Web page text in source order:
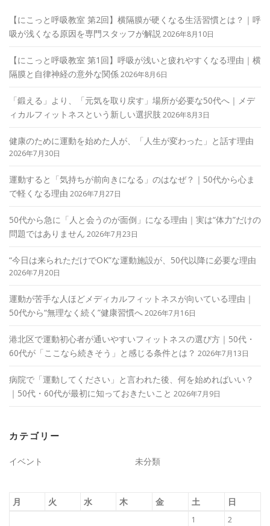
【にこっと呼吸教室 第2回】横隔膜が硬くなる生活習慣とは？｜呼
吸が浅くなる原因を専門スタッフが解説2026年8月10日
【にこっと呼吸教室 第1回】呼吸が浅いと疲れやすくなる理由｜横
隔膜と自律神経の意外な関係2026年8月6日
「鍛える」より、「元気を取り戻す」場所が必要な50代へ｜メデ
ィカルフィットネスという新しい選択肢 2026年8月3日
健康のために運動を始めた人が、「人生が変わった」と話す理由
2026年7月30日
運動すると「気持ちが前向きになる」のはなぜ？｜50代から心ま
で軽くなる理由 2026年7月27日
50代から急に「人と会うのが面倒」になる理由｜実は“体力”だけの
問題ではありません 2026年7月23日
“今日は来られただけでOK”な運動施設が、50代以降に必要な理由
2026年7月20日
運動が苦手な人ほどメディカルフィットネスが向いている理由｜
50代から“無理なく続く”健康習慣へ2026年7月16日
港北区で運動初心者が通いやすいフィットネスの選び方｜50代・
60代が「ここなら続きそう」と感じる条件とは？ 2026年7月13日
病院で「運動してください」と言われた後、何を始めればいい？
｜50代・60代が最初に知っておきたいこと 2026年7月9日
カテゴリー
イベント 未分類
月 火 水 木 金 土 日
1 2